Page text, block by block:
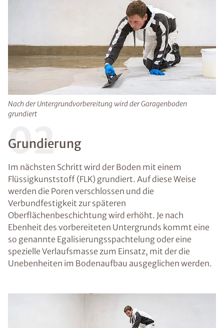
Nach der Untergrundvorbereitung wird der Garagenboden
grundiert
02
Grundierung
Im nächsten Schritt wird der Boden mit einem
Flüssigkunststoff (FLK) grundiert. Auf diese Weise
werden die Poren verschlossen und die
Verbundfestigkeit zur späteren
Oberflächenbeschichtung wird erhöht. Je nach
Ebenheit des vorbereiteten Untergrunds kommt eine
so genannte Egalisierungsspachtelung oder eine
spezielle Verlaufsmasse zum Einsatz, mit der die
Unebenheiten im Bodenaufbau ausgeglichen werden.